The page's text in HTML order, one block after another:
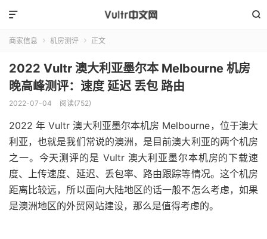


商家信息  机房测评  正文
2022 Vultr 澳大利亚墨尔本 Melbourne 机房
晚高峰测评：速度 延迟 丢包 路由
2022-07-04 阅读(752)
2022 年 Vultr 澳大利亚墨尔本机房 Melbourne，位于澳大
利亚，也就是我们常说的澳洲，是目前澳大利亚的两个机房
之一。今天测评的是 Vultr 澳大利亚墨尔本机房的下载速
度、上传速度、延迟、丢包率、路由跟踪等情况。这个机房
距离比较远，所以面向大陆地区的话一般不怎么考虑，如果
是澳洲地区的外贸网站建设，那么是值得考虑的。